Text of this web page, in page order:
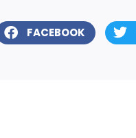
FACEBOOK